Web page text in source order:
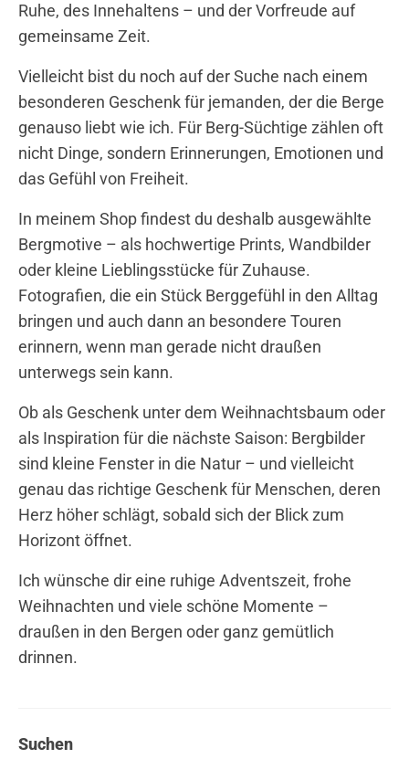
Ruhe, des Innehaltens – und der Vorfreude auf
gemeinsame Zeit.
Vielleicht bist du noch auf der Suche nach einem
besonderen Geschenk für jemanden, der die Berge
genauso liebt wie ich. Für Berg-Süchtige zählen oft
nicht Dinge, sondern Erinnerungen, Emotionen und
das Gefühl von Freiheit.
In meinem Shop findest du deshalb ausgewählte
Bergmotive – als hochwertige Prints, Wandbilder
oder kleine Lieblingsstücke für Zuhause.
Fotografien, die ein Stück Berggefühl in den Alltag
bringen und auch dann an besondere Touren
erinnern, wenn man gerade nicht draußen
unterwegs sein kann.
Ob als Geschenk unter dem Weihnachtsbaum oder
als Inspiration für die nächste Saison: Bergbilder
sind kleine Fenster in die Natur – und vielleicht
genau das richtige Geschenk für Menschen, deren
Herz höher schlägt, sobald sich der Blick zum
Horizont öffnet.
Ich wünsche dir eine ruhige Adventszeit, frohe
Weihnachten und viele schöne Momente –
draußen in den Bergen oder ganz gemütlich
drinnen.
Suchen